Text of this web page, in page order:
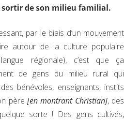
de son milieu familial.
par le biais d’un mouvement
autour de la culture populaire
régionale), c’est que ça
de gens du milieu rural qui
bénévoles, enseignants, instits
père [en montrant Christian], des
sorte ! Des gens cultivés,